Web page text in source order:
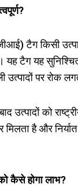
टैग किसी
यह टैग यह
पर रोक
उत्पादों को
मिलता है और
कैसेहोगालाभ?